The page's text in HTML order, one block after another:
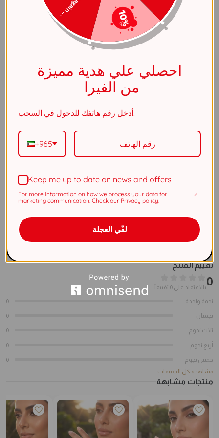
مواصفات
اللون الأساسي فضي
لون الحجر وردي
تقييم المنتج
0بالاعتماد على 0 تقييماً
نجمة واحدة
0
نجمتان 0
ثلاث نجوم 0
أربع نجوم 0
خمس نجوم
0
مشاهدة كل التقييمات
منتجات مشابهة
احصلي علي هدية مميزة
من الفيرا
أدخل رقم هاتفك للدخول في السحب.
+965
Keep me up to date on news and offers
For more information on how we process your data for
marketing communication. Check our Privacy policy.
لفّي العجلة